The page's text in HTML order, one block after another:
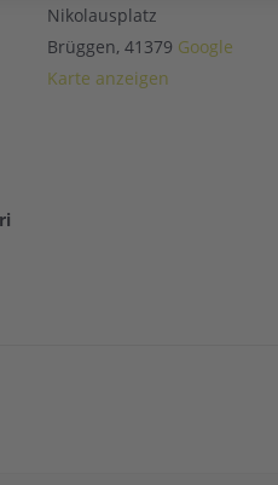
Nikolausplatz
Brüggen, 41379 Google
Karte anzeigen